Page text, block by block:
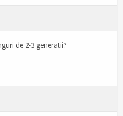
de 2-3 generatii?